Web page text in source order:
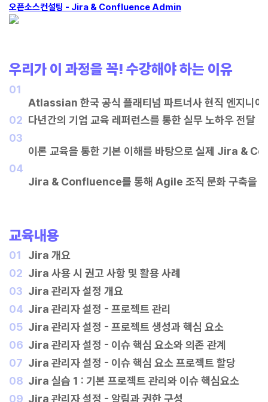
오픈소스컨설팅 - Jira & Confluence Admin
우리가 이 과정을 꼭! 수강해야하는 이유
01
Atlassian 한국 공식 플래티넘 파트너사 현직 엔지니어
02 다년간의 기업 교육 레퍼런스를 통한 실무 노하우 전달
03
이론 교육을 통한 기본 이해를 바탕으로 실제 Jira &
04
Jira & Confluence를 통해 Agile 조직 문화 구축을 위
교육내용
01
	Jira 개요
02
	Jira 사용 시 권고 사항 및 활용 사례
03
	J
ira 관리자 설정 개요
04
	Jira 관리자 설정 - 프로젝트 관리
05
	Jira 관리자 설정 - 프로젝트 생성과 핵심 요소
06
	Jira 관리자 설정 - 이슈 핵심 요소와 의존 관계
07
	Jira 관리자 설정 - 이슈 핵심 요소 프로젝트 할당
08
	Jira 실습 1 : 기본 프로젝트 관리와 이슈 핵심요소
09
	Jira 관리자 설정 - 알림과 권한 구성